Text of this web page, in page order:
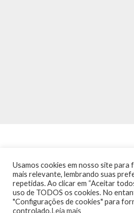
INÍCIO NOTÍCIAS AGENDA
TERMOS DE USO / POLÍTICA
Usamos cookies em nosso site para
mais relevante, lembrando suas
repetidas. Ao clicar em “Aceitar
uso de TODOS os cookies. No
"Configurações de cookies" para
controlado.Leia mais